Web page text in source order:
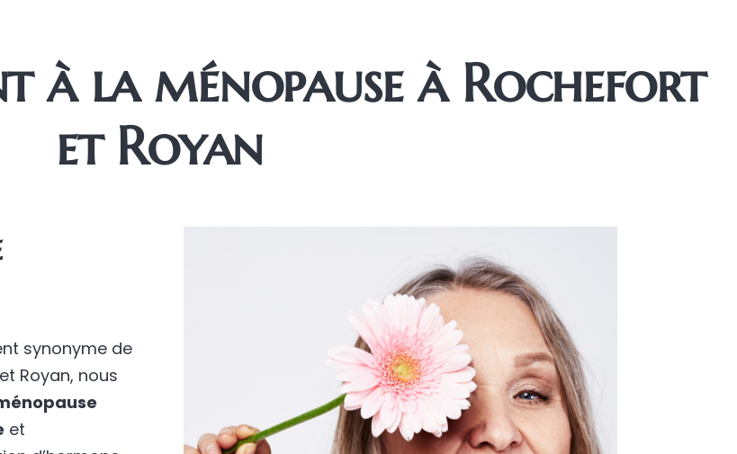
à la ménopause à Rochefort
et Royan
synonyme de
Royan, nous
et